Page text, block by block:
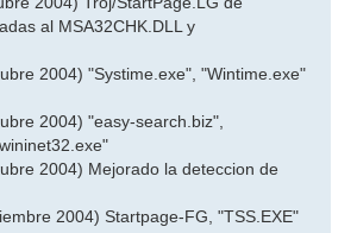
al MSA32CHK.DLL y
2004) "Systime.exe", "Wintime.exe"
2004) "easy-search.biz",
2004) Mejorado la deteccion de
2004) Startpage-FG, "TSS.EXE"